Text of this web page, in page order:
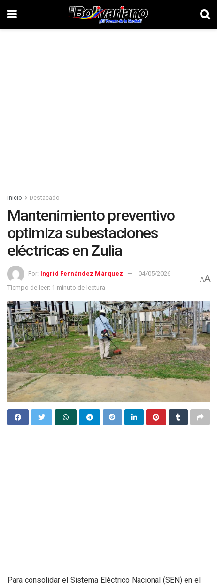
Inicio Destacado
Mantenimiento preventivo
optimiza subestaciones
eléctricas en Zulia
Por: Ingrid Fernández Márquez
04/05/2026
Tiempo de leer: 1 minuto de lectura
AA
Para consolidar el Sistema Eléctrico Nacional (SEN) en el